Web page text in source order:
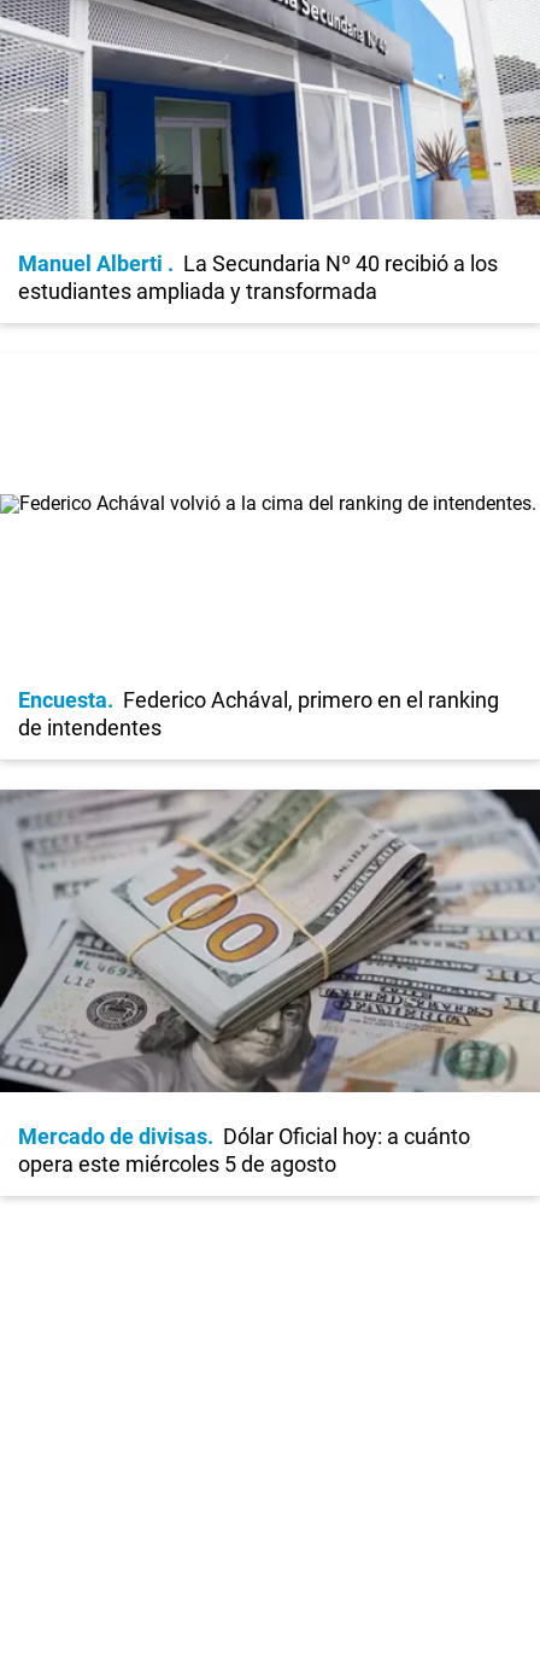
Manuel Alberti
La Secundaria Nº 40 recibió a los
estudiantes ampliada y transformada
Encuesta
Federico Achával, primero en el ranking
de intendentes
Mercado de divisas
Dólar Oficial hoy: a cuánto
opera este miércoles 5 de agosto